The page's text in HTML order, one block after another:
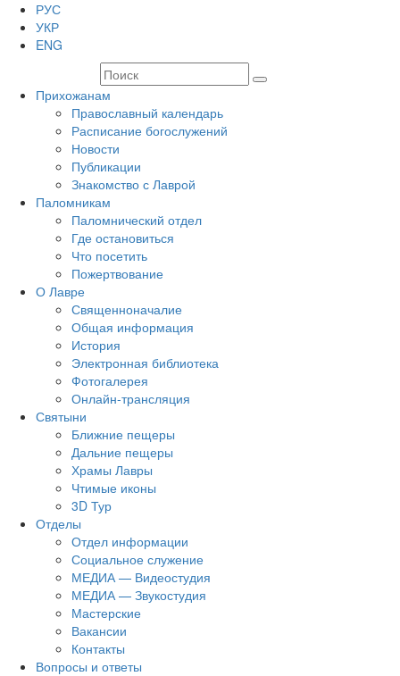
РУС
УКР
ENG
Прихожанам
Православный календарь
Расписание богослужений
Новости
Публикации
Знакомство с Лаврой
Паломникам
Паломнический отдел
Где остановиться
Что посетить
Пожертвование
О Лавре
Священноначалие
Общая информация
История
Электронная библиотека
Фотогалерея
Онлайн-трансляция
Святыни
Ближние пещеры
Дальние пещеры
Храмы Лавры
Чтимые иконы
3D Тур
Отделы
Отдел информации
Социальное служение
МЕДИА — Видеостудия
МЕДИА — Звукостудия
Мастерские
Вакансии
Контакты
Вопросы и ответы